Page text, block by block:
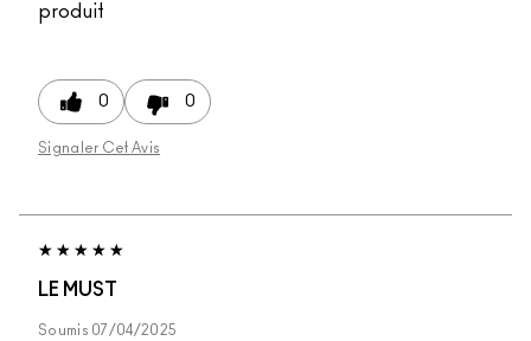
produit
0 0
Signaler Cet Avis
LE MUST
Soumis 07/04/2025